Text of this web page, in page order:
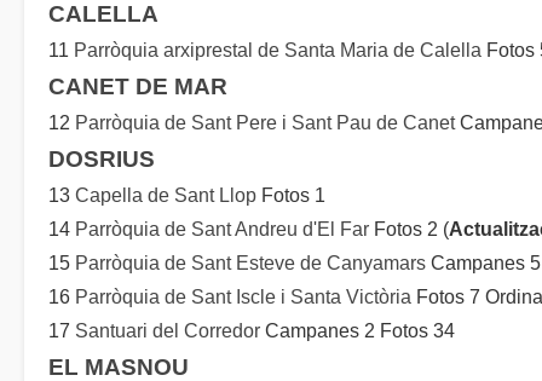
CALELLA
11 Parròquia arxiprestal de Santa Maria de Calella Fotos
CANET DE MAR
12 Parròquia de Sant Pere i Sant Pau de Canet
DOSRIUS
13 Capella de Sant Llop Fotos 1
14 Parròquia de Sant Andreu d'El Far Fotos 2 (
15 Parròquia de Sant Esteve de Canyamars Campanes
16 Parròquia de Sant Iscle i Santa Victòria Fotos 7
17 Santuari del Corredor Campanes 2 Fotos 34
EL MASNOU